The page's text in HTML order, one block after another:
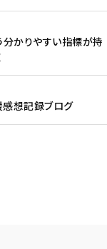
分かりやすい指標が持
想記録ブログ